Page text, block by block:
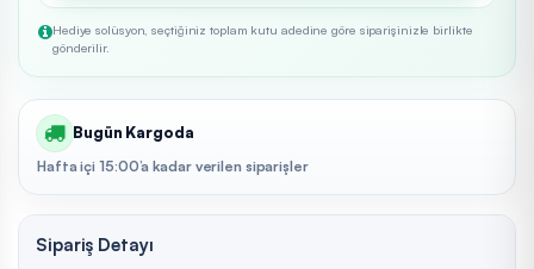
Hediye solüsyon, seçtiğiniz toplam kutu adedine göre siparişinizle birlikte
gönderilir.
Bugün Kargoda
Hafta içi 15:00’a kadar verilen siparişler
Sipariş Detayı